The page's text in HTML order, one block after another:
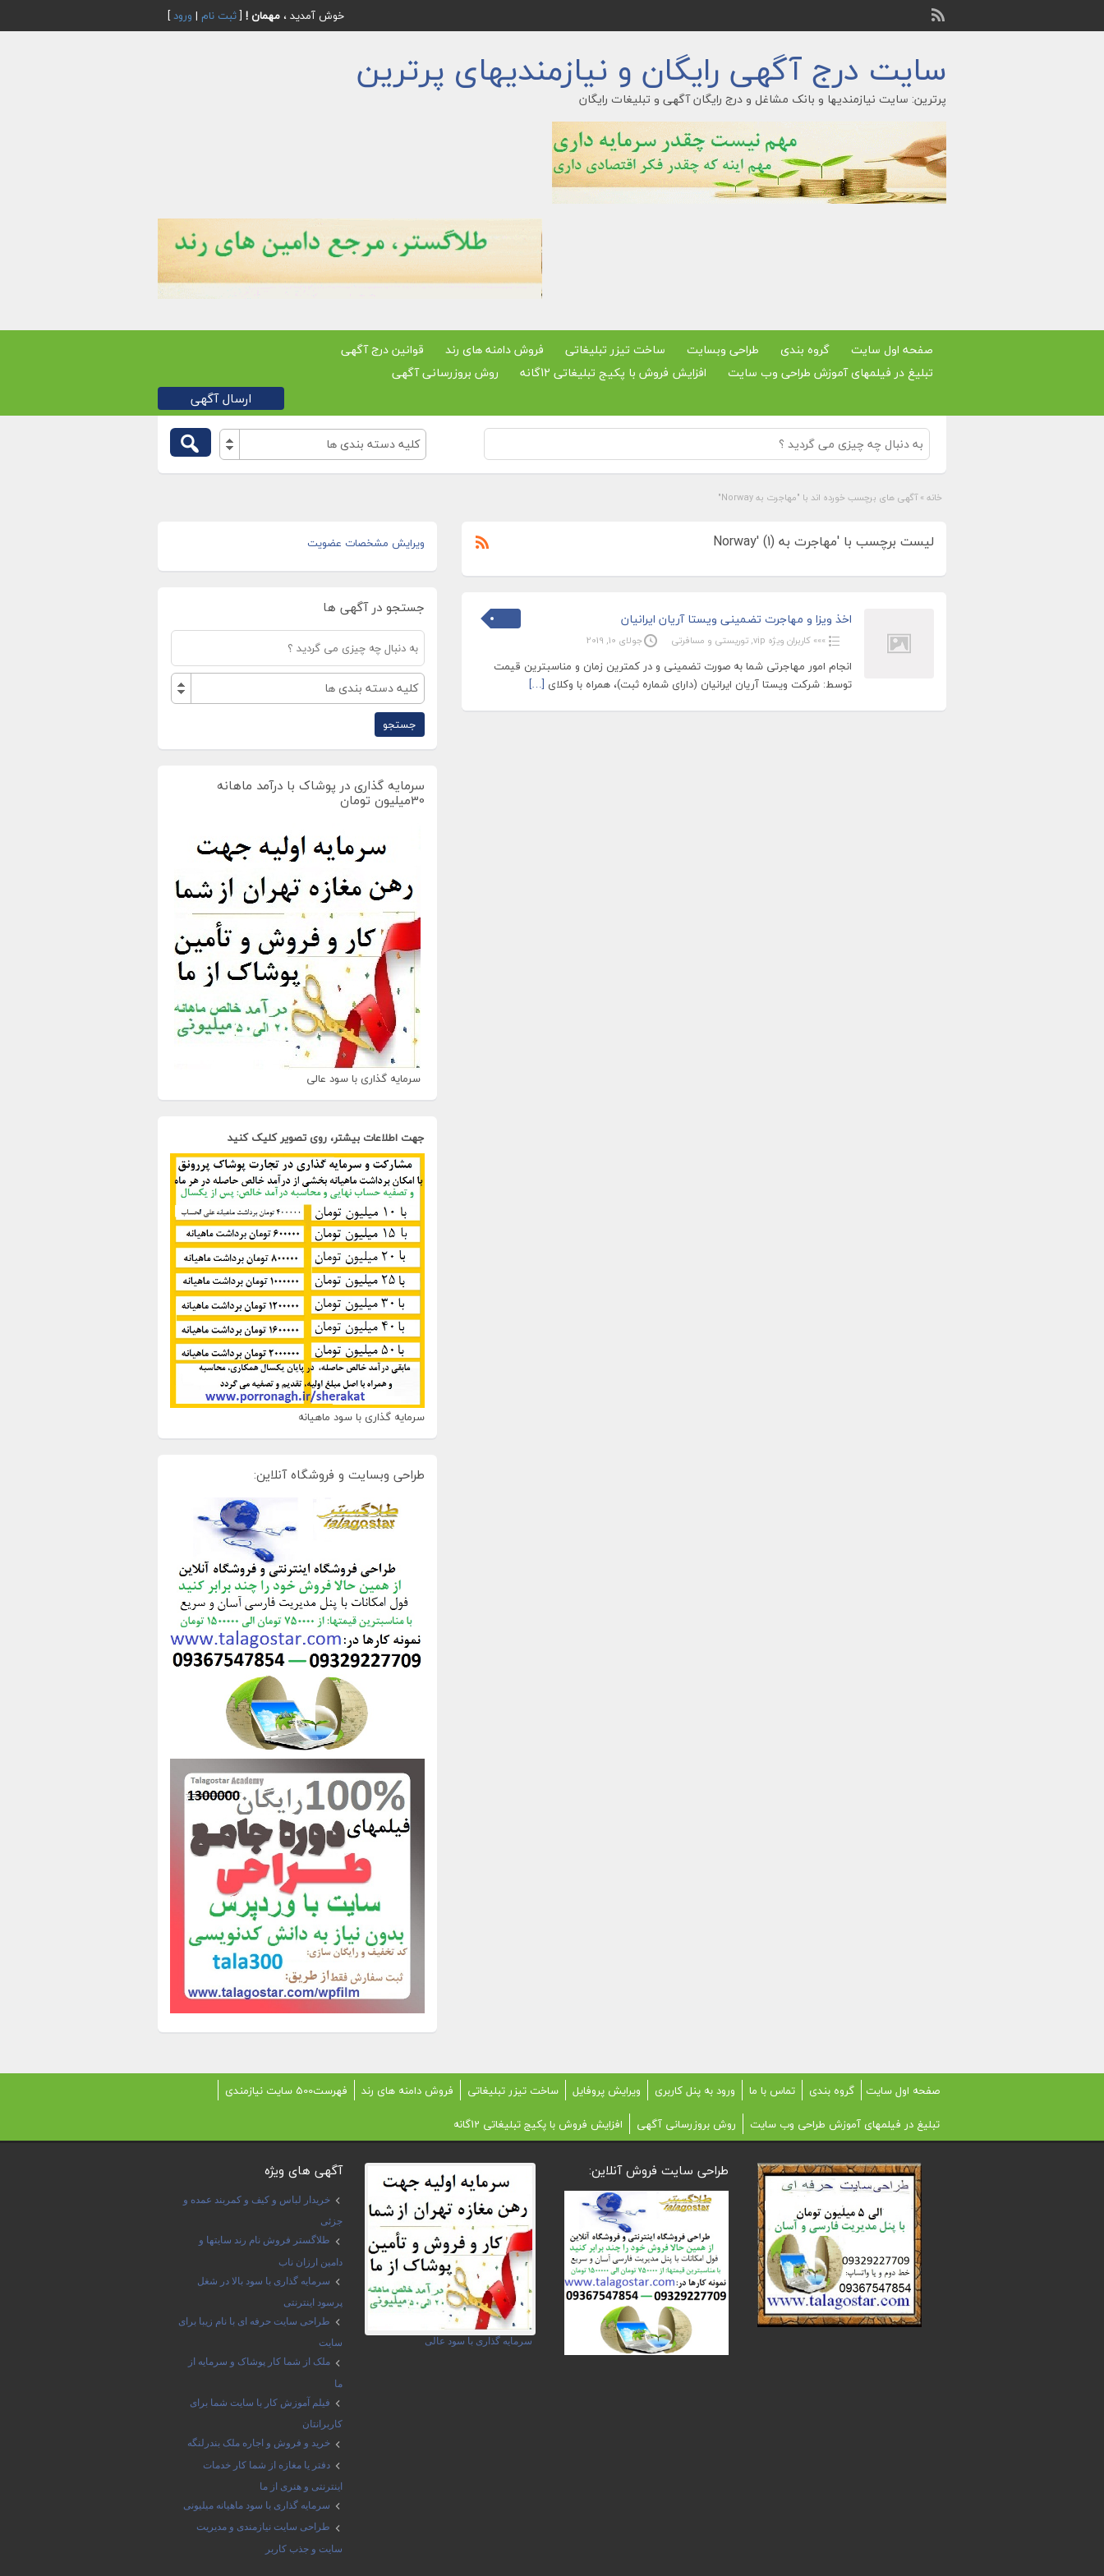
خوش آمدید ، مهمان ! [ثبت نام | ورود]
سایت درج آگهی رایگان و نیازمندیهای پرترین
پرترین: سایت نیازمندیها و بانک مشاغل و درج رایگان آگهی و تبلیغات رایگان
صفحه اول سایت گروه بندی طراحی وبسایت ساخت تیزر تبلیغاتی فروش دامنه های رند
قوانین درج آگهی
تبلیغ در فیلمهای آموزش طراحی وب سایت
افزایش فروش با پکیج تبلیغاتی 12گانه روش بروزرسانی آگهی
ارسال آگهی
کلیه دسته بندی ها
خانه » آگهی های برچسب خورده اند با "مهاجرت به Norway"
لیست برچسب با 'مهاجرت به Norway' (1)
اخذ ویزا و مهاجرت تضمینی ویستا آریان ایرانیان
»»» کاربران ویژه vip , توریستی و مسافرتی جولای 10, 2019
انجام امور مهاجرتی شما به صورت تضمینی و در کمترین زمان و مناسبترین قیمت
توسط: شرکت ویستا آریان ایرانیان (دارای شماره ثبت)، همراه با وکلای […]
ویرایش مشخصات عضویت
جستجو در آگهی ها
کلیه دسته بندی ها
سرمایه گذاری در پوشاک با درآمد ماهانه
30میلیون تومان
سرمایه گذاری با سود عالی
جهت اطلاعات بیشتر، روی تصویر کلیک کنید
سرمایه گذاری با سود ماهیانه
طراحی وبسایت و فروشگاه آنلاین:
صفحه اول سایت گروه بندی تماس با ما ورود به پنل کاربری ویرایش پروفایل ساخت تیزر تبلیغاتی فروش دامنه های رند
فهرست500 سایت نیازمندی
تبلیغ در فیلمهای آموزش طراحی وب سایت
روش بروزرسانی آگهی افزایش فروش با پکیج تبلیغاتی 12گانه
آگهی های ویژه
خریدار لباس و کیف و کمربند عمده و
جزئی
طلاگستر فروش نام رند سایتها و
دامین ارزان ناب
سرمایه گذاری با سود بالا در شغل
پرسود اینترنتی
طراحی سایت حرفه ای با نام زیبا برای
سایت
ملک از شما کار پوشاک و سرمایه از
ما
فیلم آموزش کار با سایت شما برای
کاربرانتان
خرید و فروش و اجاره ملک بندرلنگه
دفتر یا مغازه از شما کار خدمات
اینترنتی و هنری از ما
سرمایه گذاری با سود ماهیانه میلیونی
طراحی سایت نیازمندی و مدیریت
سایت و جذب کاربر
سرمایه گذاری با سود عالی
طراحی سایت فروش آنلاین: